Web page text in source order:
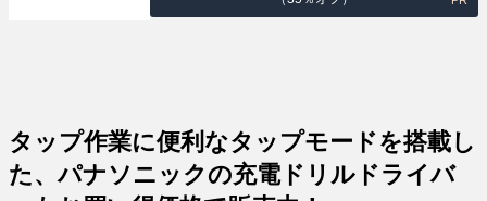
タップ作業に便利なタップモードを搭載し
た、パナソニックの充電ドリルドライバ